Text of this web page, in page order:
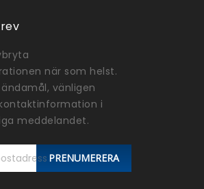
när som helst.
vänligen
i
meddelandet.
PRENUMERERA